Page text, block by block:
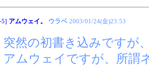
5] アムウェイ。 ウラベ 2003/01/24(金)23:53
突然の初書き込みですが
アムウェイですが、所謂